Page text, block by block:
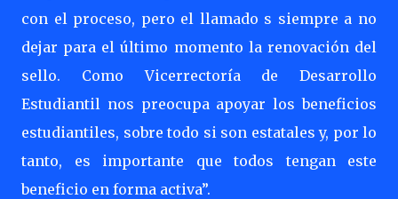
con el proceso, pero el llamado s siempre a no
dejar para el último momento la renovación del
sello. Como Vicerrectoría de Desarrollo
Estudiantil nos preocupa apoyar los beneficios
estudiantiles, sobre todo si son estatales y, por lo
tanto, es importante que todos tengan este
beneficio en forma activa”.